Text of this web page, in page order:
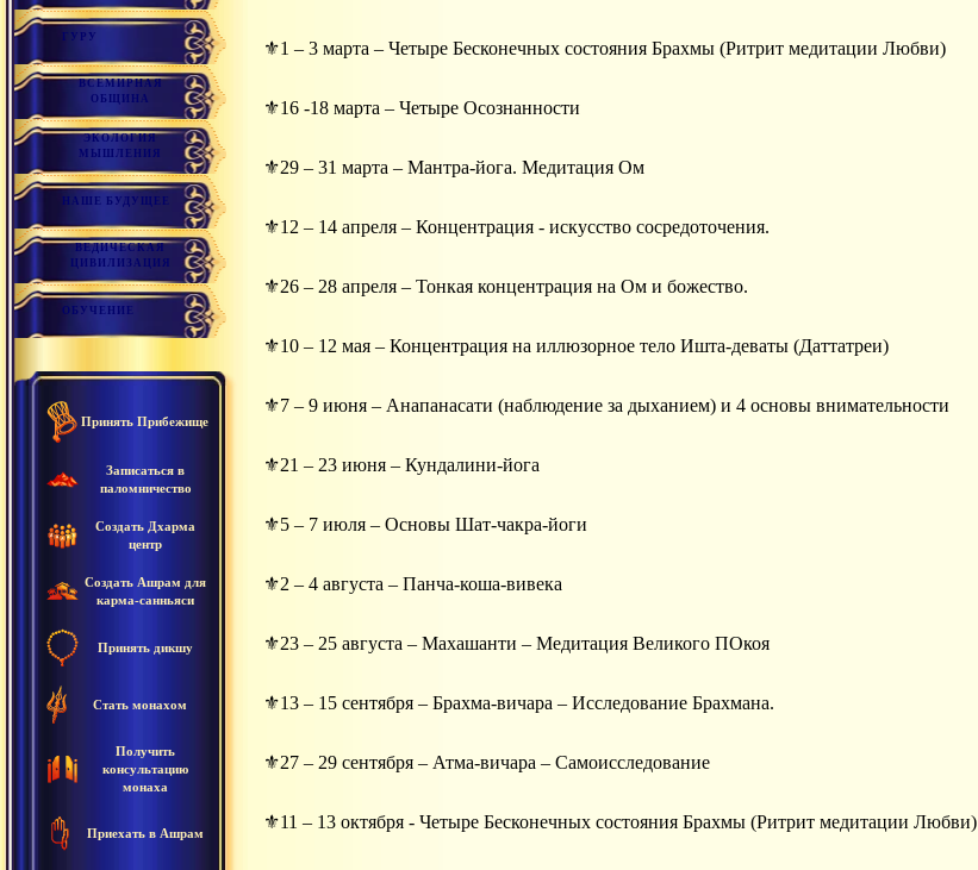
ГУРУ
ВСЕМИРНАЯ
ОБЩИНА
ЭКОЛОГИЯ
МЫШЛЕНИЯ
НАШЕ БУДУЩЕЕ
ВЕДИЧЕСКАЯ
ЦИВИЛИЗАЦИЯ
ОБУЧЕНИЕ
Принять Прибежище
Записаться в
паломничество
Создать Дхарма
центр
Создать Ашрам для
карма-санньяси
Принять дикшу
Стать монахом
Получить
консультацию
монаха
Приехать в Ашрам
⚜1 – 3 марта – Четыре Бесконечных состояния Брахмы (Ритрит медитации Любви)
⚜16 -18 марта – Четыре Осознанности
⚜29 – 31 марта – Мантра-йога. Медитация Ом
⚜12 – 14 апреля – Концентрация - искусство сосредоточения.
⚜26 – 28 апреля – Тонкая концентрация на Ом и божество.
⚜10 – 12 мая – Концентрация на иллюзорное тело Ишта-деваты (Даттатреи)
⚜7 – 9 июня – Анапанасати (наблюдение за дыханием) и 4 основы внимательности
⚜21 – 23 июня – Кундалини-йога
⚜5 – 7 июля – Основы Шат-чакра-йоги
⚜2 – 4 августа – Панча-коша-вивека
⚜23 – 25 августа – Махашанти – Медитация Великого ПОкоя
⚜13 – 15 сентября – Брахма-вичара – Исследование Брахмана.
⚜27 – 29 сентября – Атма-вичара – Самоисследование
⚜11 – 13 октября - Четыре Бесконечных состояния Брахмы (Ритрит медитации Любви)